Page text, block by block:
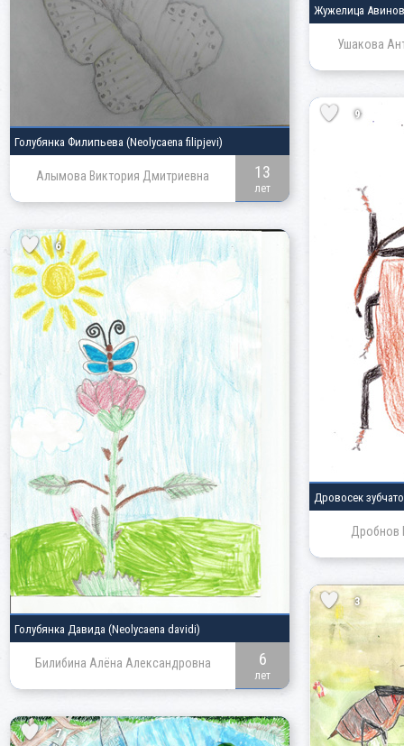
Жужелица
Ушакова
Голубянка Филипьева (Neolycaena filipjevi)
Алымова Виктория Дмитриевна 13
лет
9
Дровосек
Дробнов
6
Голубянка Давида (Neolycaena davidi)
Билибина Алёна Александровна 6
лет
3
7